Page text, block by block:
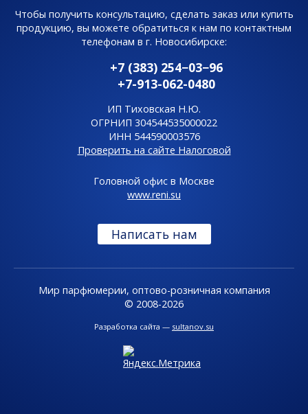
Чтобы получить консультацию, сделать заказ или купить
продукцию, вы можете обратиться к нам по контактным
телефонам в г. Новосибирске:
+7 (383) 254−03−96
+7-913-062-0480
ИП Тиховская Н.Ю.
ОГРНИП 304544535000022
ИНН 544590003576
Проверить на сайте Налоговой
Головной офис в Москве
www.reni.su
Написать нам
Мир парфюмерии, оптово-розничная компания
© 2008-2026
Разработка сайта — sultanov.su